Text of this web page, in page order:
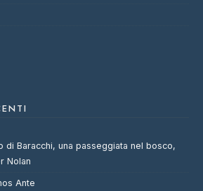
di Baracchi, una passeggiata nel bosco,
Nolan
Ante